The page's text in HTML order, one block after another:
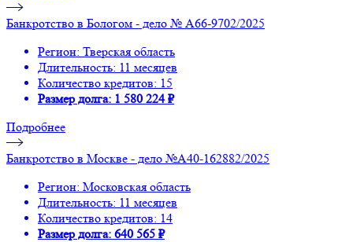
Банкротство в Бологом - дело № А66-9702/2025
Регион: Тверская область
Длительность: 11 месяцев
Количество кредитов: 15
Размер долга: 1 580 224 ₽
Подробнее
Банкротство в Москве - дело №А40-162882/2025
Регион: Московская область
Длительность: 11 месяцев
Количество кредитов: 14
Размер долга: 640 565 ₽